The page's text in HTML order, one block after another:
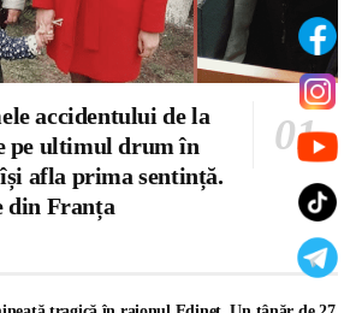
accidentului de la
pe ultimul drum în
afla prima sentință.
din Franța